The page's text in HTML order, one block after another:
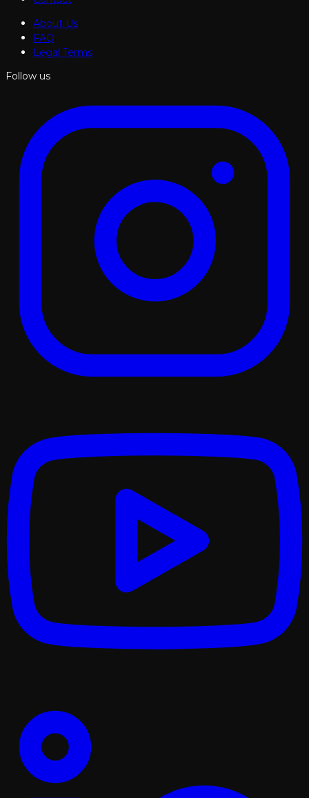
About Us
FAQ
Legal Terms
Follow us